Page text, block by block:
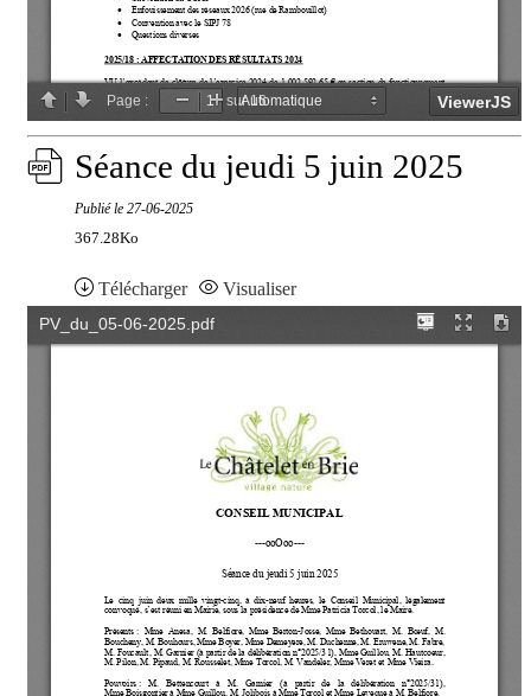
Séance du jeudi 5 juin 2025
Publié le 27-06-2025
367.28Ko
Télécharger Visualiser